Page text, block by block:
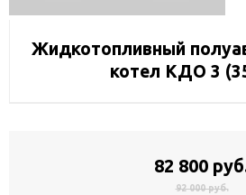
Жидкотопливный
котел КДО 3
82 800
92 000 руб.